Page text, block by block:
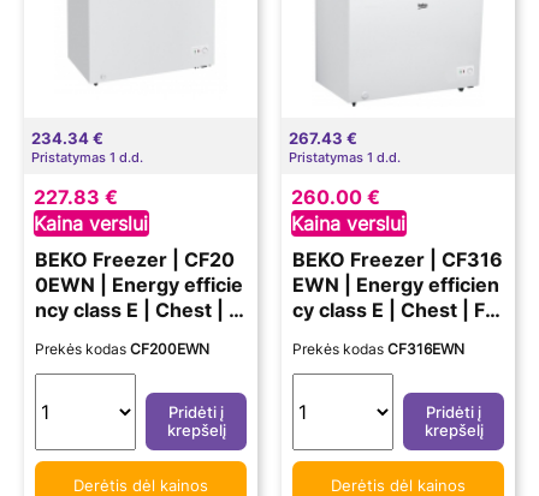
234.34 €
Pristatymas 1 d.d.
227.83 €
Kaina verslui
BEKO Freezer | CF20
0EWN | Energy efficie
ncy class E | Chest | F
84.5 cm | Total net ca
Prekės kodas CF200EWN
Pridėti į
krepšelį
Derėtis dėl kainos
267.43 €
Pristatymas 1 d.d.
260.00 €
Kaina verslui
BEKO Freezer | CF316
EWN | Energy efficien
cy class E | Chest | Fr
4.5 cm | Total net cap
Prekės kodas CF316EWN
Pridėti į
krepšelį
Derėtis dėl kainos